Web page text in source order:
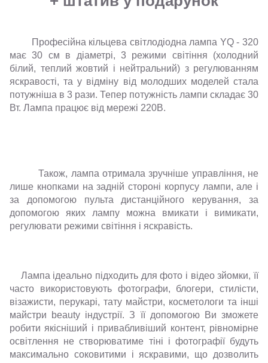
Професійна кільцева світлодіодна лампа YQ - 320
має 30 см в діаметрі, 3 режими світіння (холодний
білий, теплий жовтий і нейтральний) з регулюванням
яскравості, та у відміну від молодших моделей стала
потужніша в 3 рази. Тепер потужність лампи складає 30
Вт. Лампа працює від мережі 220В.
Також, лампа отримала зручніше управління, не
лише кнопками на задній стороні корпусу лампи, але і
за допомогою пульта дистанційного керування, за
допомогою яких лампу можна вмикати і вимикати,
регулювати режими світіння і яскравість.
Лампа ідеально підходить для фото і відео зйомки, її
часто використовують фотографи, блогери, стилісти,
візажисти, перукарі, тату майстри, косметологи та інші
майстри beauty індустрії. З її допомогою Ви зможете
робити якісніший і привабливіший контент, рівномірне
освітлення не створюватиме тіні і фотографії будуть
максимально соковитими і яскравими, що дозволить